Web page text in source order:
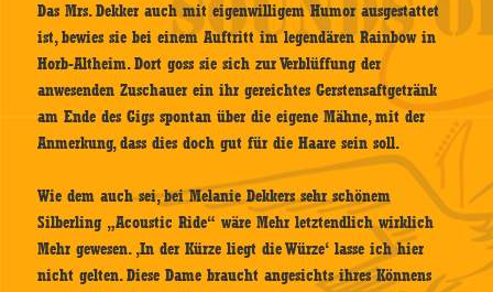
Das Mrs. Dekker auch mit eigenwilligem Humor ausgestattet
ist, bewies sie bei einem Auftritt im legendären Rainbow in
Horb-Altheim. Dort goss sie sich zur Verblüffung der
anwesenden Zuschauer ein ihr gereichtes Gerstensaftgetränk
am Ende des Gigs spontan über die eigene Mähne, mit der
Anmerkung, dass dies doch gut für die Haare sein soll.
Wie dem auch sei, bei Melanie Dekkers sehr schönem
Silberling „Acoustic Ride“ wäre Mehr letztendlich wirklich
Mehr gewesen. ‚In der Kürze liegt die Würze‘ lasse ich hier
nicht gelten. Diese Dame braucht angesichts ihres Könnens